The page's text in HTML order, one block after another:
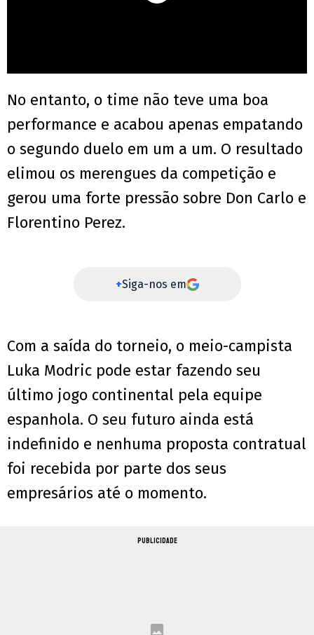
No entanto, o time não teve uma boa
performance e acabou apenas empatando
o segundo duelo em um a um. O resultado
elimou os merengues da competição e
gerou uma forte pressão sobre Don Carlo e
Florentino Perez.
+Siga-nos em
Com a saída do torneio, o meio-campista
Luka Modric pode estar fazendo seu
último jogo continental pela equipe
espanhola. O seu futuro ainda está
indefinido e nenhuma proposta contratual
foi recebida por parte dos seus
empresários até o momento.
PUBLICIDADE